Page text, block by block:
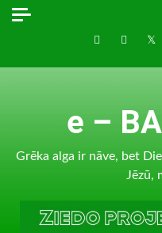
Skip
Draugiem
e –
Grēka alga ir nāve, bet
Jēzū,